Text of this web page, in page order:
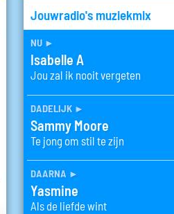
Jouwradio's muziekmix
nu ►
Isabelle A
Jou zal ik nooit vergeten
dadelijk ►
Sammy Moore
Te jong om stil te zijn
daarna ►
Yasmine
Als de liefde wint